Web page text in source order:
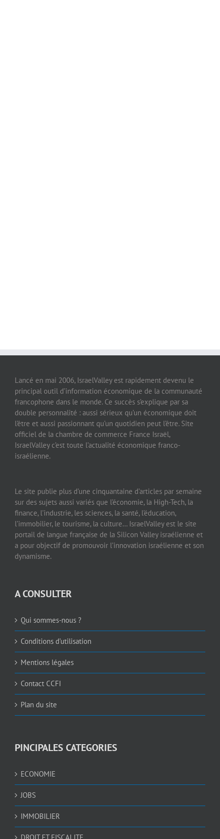
Lancé en mai 2006, IsraelValley est rapidement devenu le
principal outil d’information économique de la communauté
francophone dans le monde. Ce succès s’explique par sa
double personnalité : aussi sérieux qu’un économique doit
l’être et aussi passionnant qu’un quotidien peut l’être. Site
officiel de la chambre de commerce France Israël,
IsraelValley c’est toute l’actualité économique franco-
israélienne.
Le site publie plus d’une cinquantaine d’articles par semaine
sur des sujets aussi variés que l’économie, la High-Tech, la
finance, l’industrie, les sciences, la santé, l’éducation,
l’immobilier, le tourisme, la culture… IsraelValley est le site
portail de langue française de la Silicon Valley israélienne et
a pour objectif de promouvoir l’innovation israélienne et son
dynamisme.
A CONSULTER
Qui sommes-nous ?
Conditions d’utilisation
Mentions légales
Contact CCFI
Plan du site
PINCIPALES CATEGORIES
ECONOMIE
JOBS
IMMOBILIER